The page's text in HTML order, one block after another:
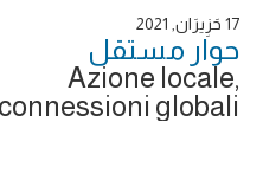
17 حَزِيرَان, 2021
حوار ‎مستقل
Azione locale,
connessioni globali!